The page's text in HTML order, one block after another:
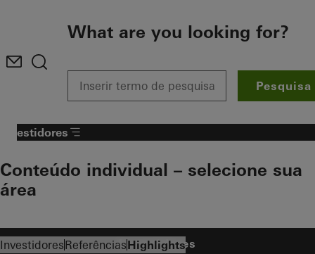
What are you looking for?
Pesquisa
InvestidoresReferênciasHighlights
Investidores
Conteúdo individual – selecione sua
área​
Investidores